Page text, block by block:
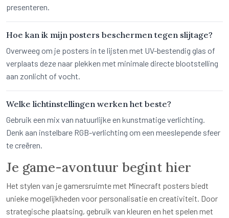
presenteren.
Hoe kan ik mijn posters beschermen tegen slijtage?
Overweeg om je posters in te lijsten met UV-bestendig glas of
verplaats deze naar plekken met minimale directe blootstelling
aan zonlicht of vocht.
Welke lichtinstellingen werken het beste?
Gebruik een mix van natuurlijke en kunstmatige verlichting.
Denk aan instelbare RGB-verlichting om een meeslepende sfeer
te creëren.
Je game-avontuur begint hier
Het stylen van je gamersruimte met Minecraft posters biedt
unieke mogelijkheden voor personalisatie en creativiteit. Door
strategische plaatsing, gebruik van kleuren en het spelen met